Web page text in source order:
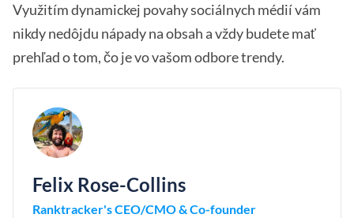
Využitím dynamickej povahy sociálnych médií vám
nikdy nedôjdu nápady na obsah a vždy budete mať
prehľad o tom, čo je vo vašom odbore trendy.
Felix Rose-Collins
Ranktracker's CEO/CMO & Co-founder